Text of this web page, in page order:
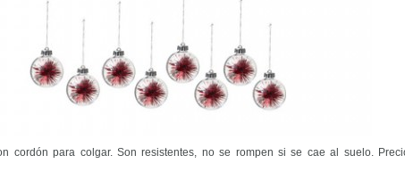
cordón para colgar. Son resistentes, no se rompen si se cae al suelo.